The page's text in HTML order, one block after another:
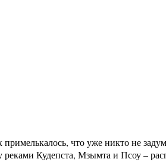
что уже никто не
Кудепста, Мзымта и Псоу –